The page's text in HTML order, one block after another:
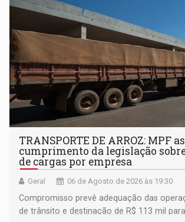
TRANSPORTE DE ARROZ: MPF
cumprimento da legislação
de cargas por empresa
Geral 06 de Agosto de 2026 às 19:30
Compromisso prevê adequação das
de trânsito e destinação de R$ 113 mil